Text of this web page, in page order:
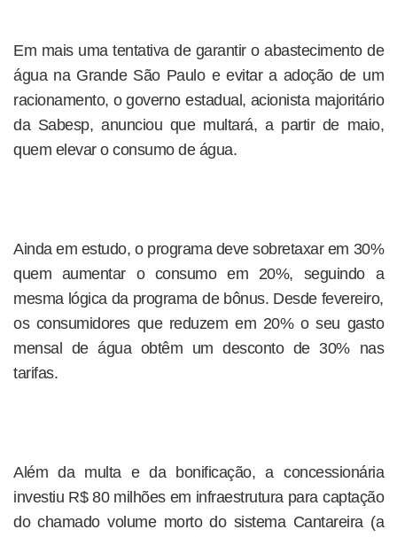
Em mais uma tentativa de garantir o abastecimento de
água na Grande São Paulo e evitar a adoção de um
racionamento, o governo estadual, acionista majoritário
da Sabesp, anunciou que multará, a partir de maio,
quem elevar o consumo de água.
Ainda em estudo, o programa deve sobretaxar em 30%
quem aumentar o consumo em 20%, seguindo a
mesma lógica da programa de bônus. Desde fevereiro,
os consumidores que reduzem em 20% o seu gasto
mensal de água obtêm um desconto de 30% nas
tarifas.
Além da multa e da bonificação, a concessionária
investiu R$ 80 milhões em infraestrutura para captação
do chamado volume morto do sistema Cantareira (a